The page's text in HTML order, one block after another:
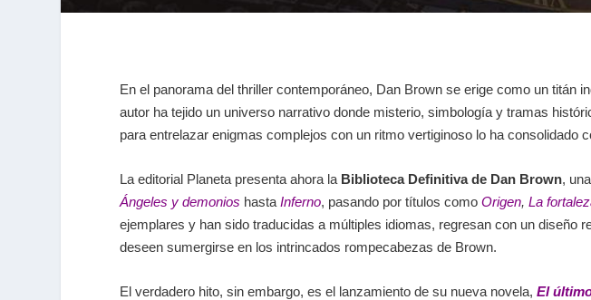
En el panorama del thriller contemporáneo, Dan Brown se erige como un titán
autor ha tejido un universo narrativo donde misterio, simbología y tramas
para entrelazar enigmas complejos con un ritmo vertiginoso lo ha consolidado
La editorial Planeta presenta ahora la Biblioteca Definitiva de Dan Brown,
Ángeles y demonios hasta Inferno, pasando por títulos como Origen, La
ejemplares y han sido traducidas a múltiples idiomas, regresan con un
deseen sumergirse en los intrincados rompecabezas de Brown.
El verdadero hito, sin embargo, es el lanzamiento de su nueva novela, El